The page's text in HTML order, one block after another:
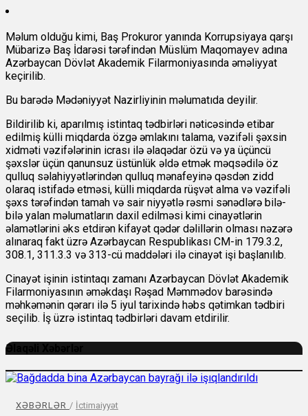
Məlum olduğu kimi, Baş Prokuror yanında Korrupsiyaya qarşı
Mübarizə Baş İdarəsi tərəfindən Müslüm Maqomayev adına
Azərbaycan Dövlət Akademik Filarmoniyasında əməliyyat
keçirilib.
Bu barədə Mədəniyyət Nazirliyinin məlumatıda deyilir.
Bildirilib ki, aparılmış istintaq tədbirləri nəticəsində etibar
edilmiş külli miqdarda özgə əmlakını talama, vəzifəli şəxsin
xidməti vəzifələrinin icrası ilə əlaqədar özü və ya üçüncü
şəxslər üçün qanunsuz üstünlük əldə etmək məqsədilə öz
qulluq səlahiyyətlərindən qulluq mənafeyinə qəsdən zidd
olaraq istifadə etməsi, külli miqdarda rüşvət alma və vəzifəli
şəxs tərəfindən tamah və sair niyyətlə rəsmi sənədlərə bilə-
bilə yalan məlumatların daxil edilməsi kimi cinayətlərin
əlamətlərini əks etdirən kifayət qədər dəlillərin olması nəzərə
alınaraq fakt üzrə Azərbaycan Respublikası CM-in 179.3.2,
308.1, 311.3.3 və 313-cü maddələri ilə cinayət işi başlanılıb.
Cinayət işinin istintaqı zamanı Azərbaycan Dövlət Akademik
Filarmoniyasının əməkdaşı Rəşad Məmmədov barəsində
məhkəmənin qərarı ilə 5 iyul tarixində həbs qətimkan tədbiri
seçilib. İş üzrə istintaq tədbirləri davam etdirilir.
Əlaqəli Xəbərlər
XƏBƏRLƏR / İctimaiyyət